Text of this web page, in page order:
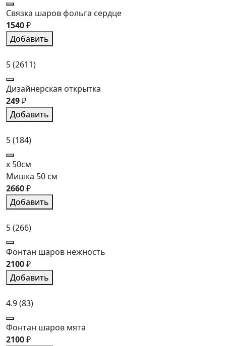
Связка шаров фольга сердце
1540₽
Добавить
5(2611)
Дизайнерская открытка
249₽
Добавить
5(184)
x 50см
Мишка 50 см
2660₽
Добавить
5(266)
Фонтан шаров нежность
2100₽
Добавить
4.9(83)
Фонтан шаров мята
2100₽